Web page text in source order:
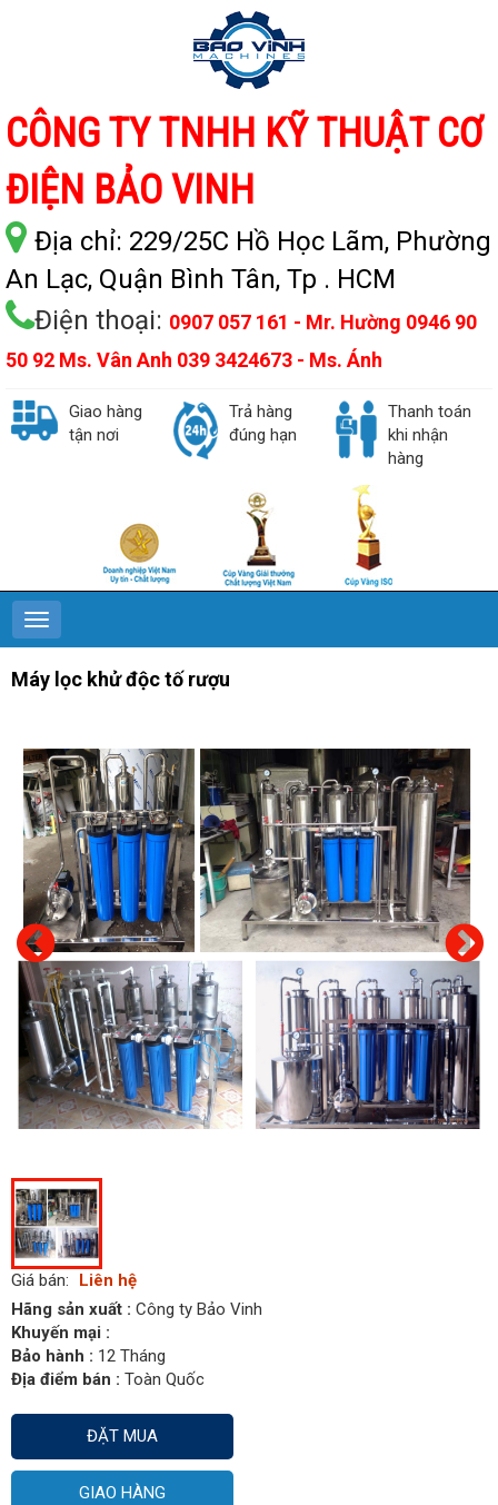
CÔNG TY TNHH KỸ THUẬT CƠ
ĐIỆN BẢO VINH
Địa chỉ: 229/25C Hồ Học Lãm, Phường
An Lạc, Quận Bình Tân, Tp . HCM
Điện thoại: 0907 057 161 - Mr. Hường 0946 90
50 92 Ms. Vân Anh 039 3424673 - Ms. Ánh
Giao hàng
tận nơi
Trả hàng
đúng hạn
Thanh toán
khi nhận
hàng
Máy lọc khử độc tố rượu
Giá bán:
Liên hệ
Hãng sản xuất : Công ty Bảo Vinh
Khuyến mại :
Bảo hành : 12 Tháng
Địa điểm bán : Toàn Quốc
ĐẶT MUA
GIAO HÀNG